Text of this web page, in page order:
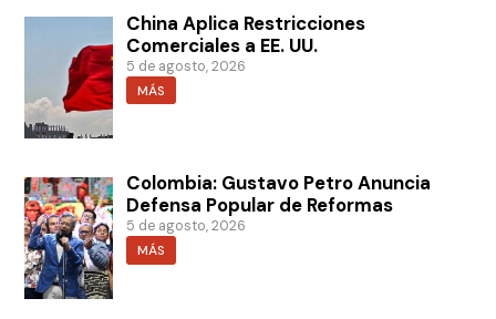
China Aplica Restricciones
Comerciales a EE. UU.
5 de agosto, 2026
MÁS
Colombia: Gustavo Petro Anuncia
Defensa Popular de Reformas
5 de agosto, 2026
MÁS